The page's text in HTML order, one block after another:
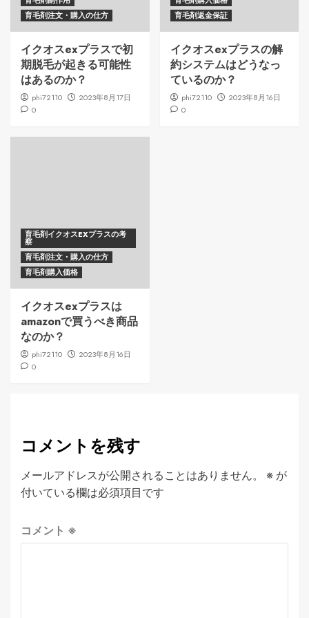
育毛剤注文・購入の仕方
イクオスexプラスで初
期脱毛が起きる可能性
はあるのか？
phi72110
2023年8月17日
0
育毛剤返金保証
イクオスexプラスの解
約システムはどうなっ
ているのか？
phi72110
2023年8月16日
0
育毛剤イクオスEXプラスの考
察
育毛剤注文・購入の仕方
育毛剤購入価格
イクオスexプラスは
amazonで買うべき商品
なのか？
phi72110
2023年8月16日
0
コメントを残す
メールアドレスが公開されることはありません。 ※ が
付いている欄は必須項目です
コメント ※